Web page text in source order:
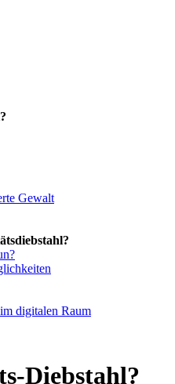
Gewalt
digitalen Raum
Diebstahl?